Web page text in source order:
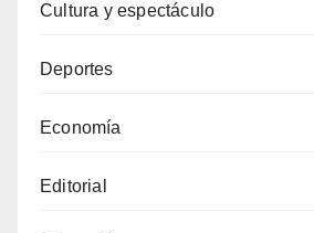
Cultura y espectáculo
Deportes
Economía
Editorial